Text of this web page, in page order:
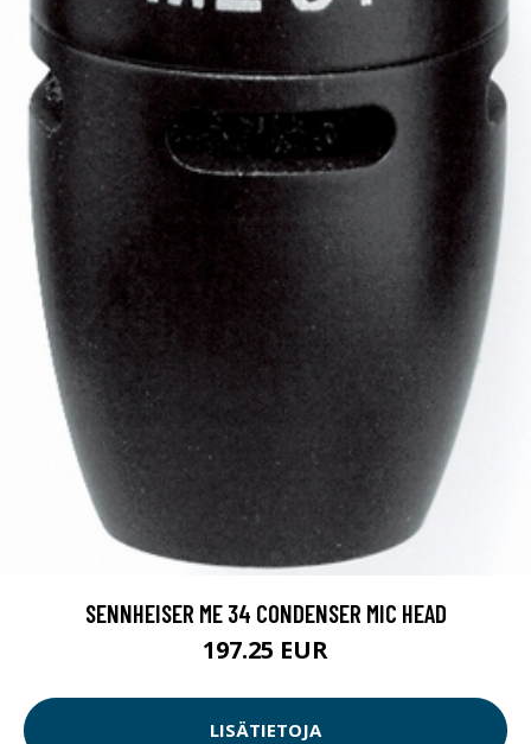
SENNHEISER ME 34 CONDENSER MIC HEAD
197.25 EUR
LISÄTIETOJA